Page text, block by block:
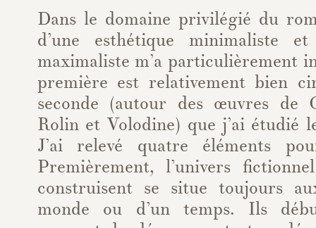
Dans le domaine privilégié du
d’une esthétique minimaliste et
maximaliste m’a particulièrement
première est relativement bien
seconde (autour des œuvres de
Rolin et Volodine) que j’ai étudié
J’ai relevé quatre éléments
Premièrement, l’univers
construisent se situe toujours
monde ou d’un temps. Ils